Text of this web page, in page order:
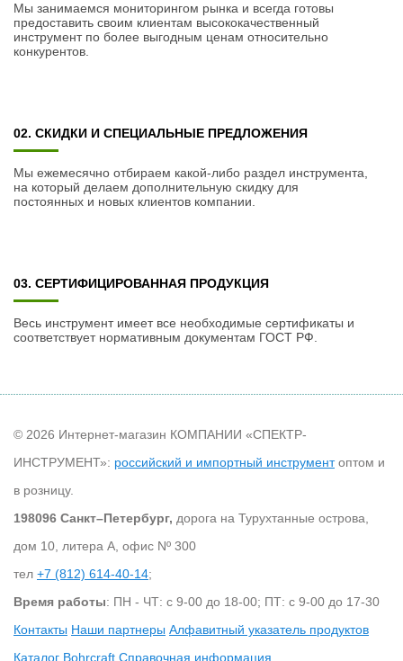
Мы занимаемся мониторингом рынка и всегда готовы
предоставить своим клиентам высококачественный
инструмент по более выгодным ценам относительно
конкурентов.
02. СКИДКИ И СПЕЦИАЛЬНЫЕ ПРЕДЛОЖЕНИЯ
Мы ежемесячно отбираем какой-либо раздел инструмента,
на который делаем дополнительную скидку для
постоянных и новых клиентов компании.
03. СЕРТИФИЦИРОВАННАЯ ПРОДУКЦИЯ
Весь инструмент имеет все необходимые сертификаты и
соответствует нормативным документам ГОСТ РФ.
© 2026 Интернет-магазин КОМПАНИИ «СПЕКТР-
ИНСТРУМЕНТ»: российский и импортный инструментоптом и
в розницу.
198096 Санкт–Петербург, дорога на Турухтанные острова,
дом 10, литера А, офис Nº 300
тел +7 (812) 614-40-14;
Время работы: ПН - ЧТ: с 9-00 до 18-00; ПТ: с 9-00 до 17-30
Контакты Наши партнеры Алфавитный указатель продуктов
Каталог Bohrcraft Справочная информация